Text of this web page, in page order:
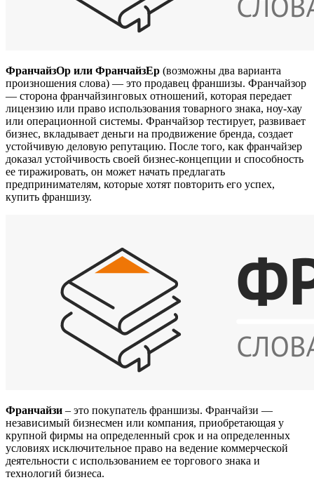
ФранчайзОр или ФранчайзЕр (возможны два варианта
произношения слова) — это продавец франшизы. Франчайзор
— сторона франчайзинговых отношений, которая передает
лицензию или право использования товарного знака, ноу-хау
или операционной системы. Франчайзор тестирует, развивает
бизнес, вкладывает деньги на продвижение бренда, создает
устойчивую деловую репутацию. После того, как франчайзер
доказал устойчивость своей бизнес-концепции и способность
ее тиражировать, он может начать предлагать
предпринимателям, которые хотят повторить его успех,
купить франшизу.
Франчайзи – это покупатель франшизы. Франчайзи —
независимый бизнесмен или компания, приобретающая у
крупной фирмы на определенный срок и на определенных
условиях исключительное право на ведение коммерческой
деятельности с использованием ее торгового знака и
технологий бизнеса.